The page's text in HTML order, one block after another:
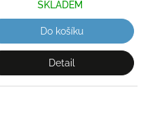
SKLADEM
Do košíku
Detail